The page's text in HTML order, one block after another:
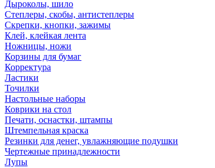
Дыроколы, шило
Степлеры, скобы, антистеплеры
Скрепки, кнопки, зажимы
Клей, клейкая лента
Ножницы, ножи
Корзины для бумаг
Корректура
Ластики
Точилки
Настольные наборы
Коврики на стол
Печати, оснастки, штампы
Штемпельная краска
Резинки для денег, увлажняющие подушки
Чертежные принадлежности
Лупы